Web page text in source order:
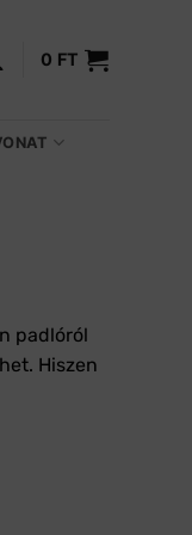
0 FT
padlóról
Hiszen